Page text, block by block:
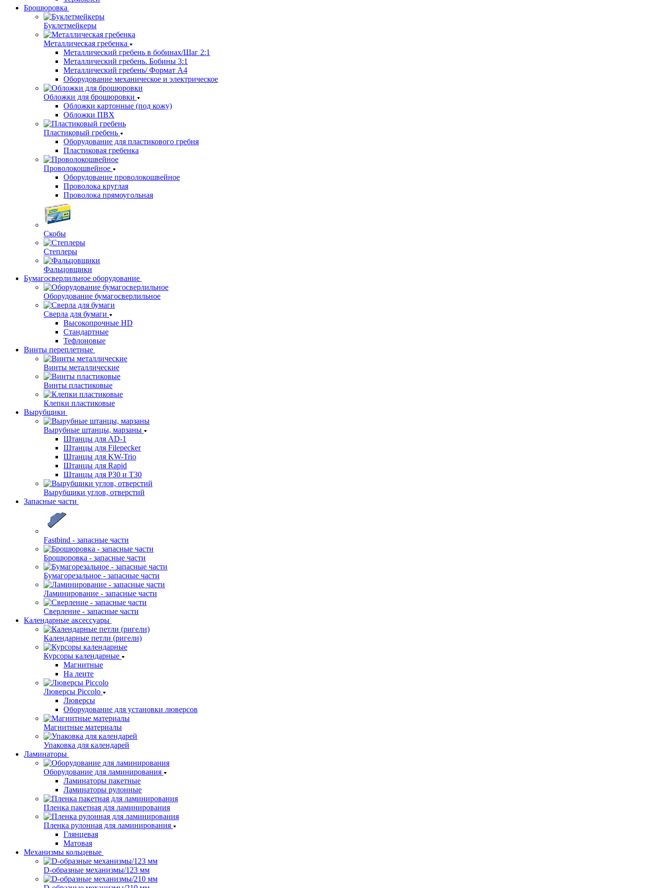
Брошюровка
Буклетмейкеры
Металлическая гребенка
Металлический гребень в бобинах/Шаг 2:1
Металлический гребень. Бобины 3:1
Металлический гребень/ Формат А4
Оборудование механическое и электрическое
Обложки для брошюровки
Обложки картонные (под кожу)
Обложки ПВХ
Пластиковый гребень
Оборудование для пластикового гребня
Пластиковая гребенка
Проволокошвейное
Оборудование проволокошвейное
Проволока круглая
Проволока прямоугольная
Скобы
Степлеры
Фальцовщики
Бумагосверлильное оборудование
Оборудование бумагосверлильное
Сверла для бумаги
Высокопрочные HD
Стандартные
Тефлоновые
Винты переплетные
Винты металлические
Винты пластиковые
Клепки пластиковые
Вырубщики
Вырубные штанцы, марзаны
Штанцы для AD-1
Штанцы для Filepecker
Штанцы для KW-Trio
Штанцы для Rapid
Штанцы для Р30 и Т30
Вырубщики углов, отверстий
Запасные части
Fastbind - запасные части
Брошюровка - запасные части
Бумагорезальное - запасные части
Ламинирование - запасные части
Сверление - запасные части
Календарные аксессуары
Календарные петли (ригели)
Курсоры календарные
Магнитные
На ленте
Люверсы Piccolo
Люверсы
Оборудование для установки люверсов
Магнитные материалы
Упаковка для календарей
Ламинаторы
Оборудование для ламинирования
Ламинаторы пакетные
Ламинаторы рулонные
Пленка пакетная для ламинирования
Пленка рулонная для ламинирования
Глянцевая
Матовая
Механизмы кольцевые
D-образные механизмы/123 мм